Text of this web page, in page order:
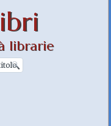
librarie